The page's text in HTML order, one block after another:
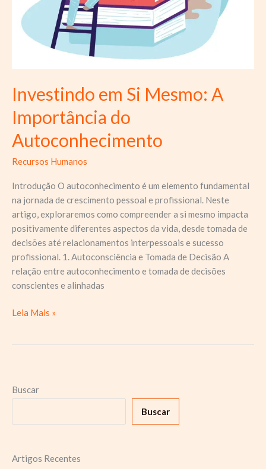
Investindo em Si Mesmo: A
Importância do
Autoconhecimento
Recursos Humanos
Introdução O autoconhecimento é um elemento fundamental
na jornada de crescimento pessoal e profissional. Neste
artigo, exploraremos como compreender a si mesmo impacta
positivamente diferentes aspectos da vida, desde tomada de
decisões até relacionamentos interpessoais e sucesso
profissional. 1. Autoconsciência e Tomada de Decisão A
relação entre autoconhecimento e tomada de decisões
conscientes e alinhadas
Investindo
do
Leia Mais »
Buscar
Buscar
Artigos Recentes